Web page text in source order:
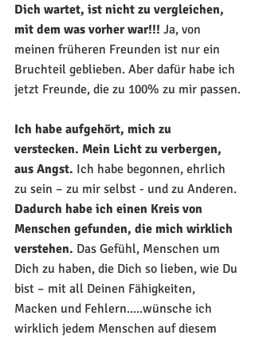
Dich wartet, ist nicht zu vergleichen,
mit dem was vorher war!!! Ja, von
meinen früheren Freunden ist nur ein
Bruchteil geblieben. Aber dafür habe ich
jetzt Freunde, die zu 100% zu mir passen.
Ich habe aufgehört, mich zu
verstecken. Mein Licht zu verbergen,
aus Angst. Ich habe begonnen, ehrlich
zu sein – zu mir selbst - und zu Anderen.
Dadurch habe ich einen Kreis von
Menschen gefunden, die mich wirklich
verstehen. Das Gefühl, Menschen um
Dich zu haben, die Dich so lieben, wie Du
bist – mit all Deinen Fähigkeiten,
Macken und Fehlern.....wünsche ich
wirklich jedem Menschen auf diesem